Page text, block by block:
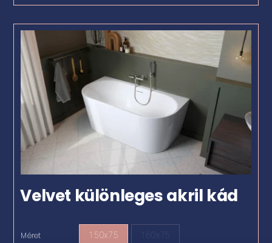
Velvet különleges akril kád
Méret 150x75 160x75